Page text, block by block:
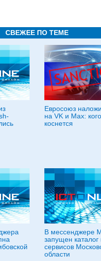
СВЕЖЕЕ ПО ТЕМЕ
Евросоюз
на VK и Max:
коснется
В мессенджере
запущен
сервисов
области